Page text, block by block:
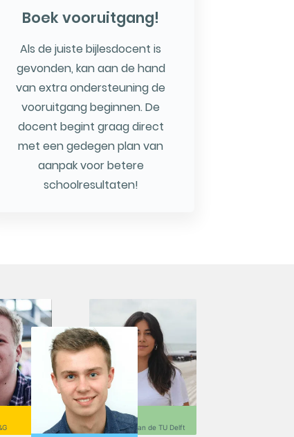
Boek vooruitgang!
Als de juiste bijlesdocent is
gevonden, kan aan de hand
van extra ondersteuning de
vooruitgang beginnen. De
docent begint graag direct
met een gedegen plan van
aanpak voor betere
schoolresultaten!
Sofi
Ontwerpen aan de TU Delft